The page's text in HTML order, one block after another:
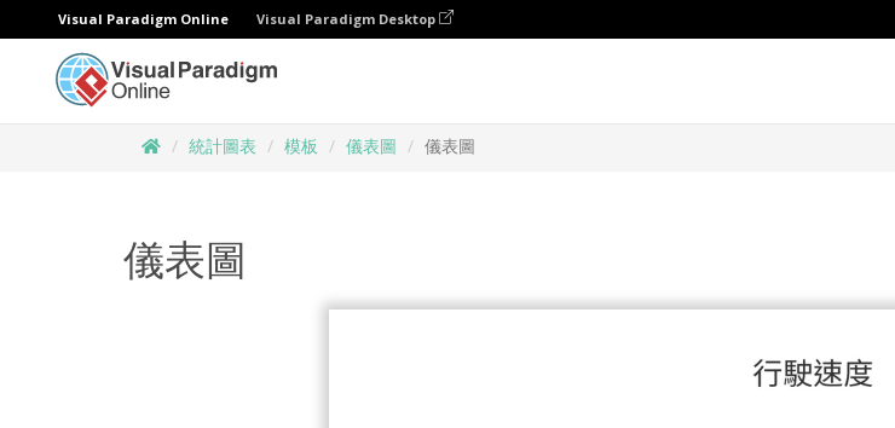
Visual Paradigm Online Visual Paradigm Desktop
統計圖表 模板 儀表圖 儀表圖
儀表圖